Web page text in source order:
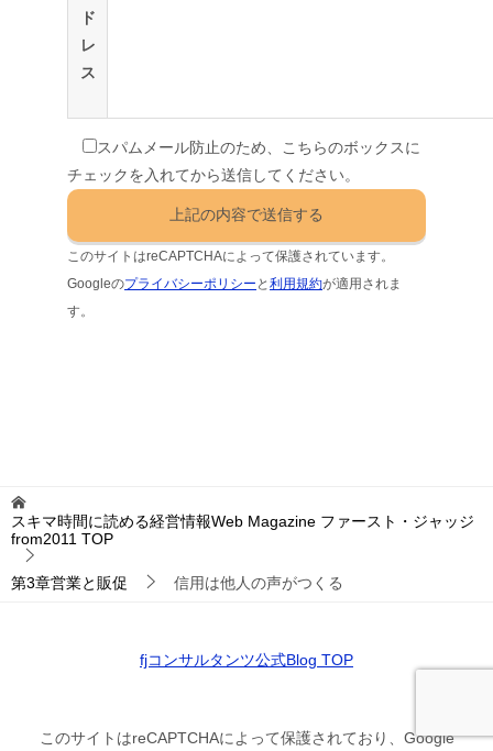
ド
レ
ス
スパムメール防止のため、こちらのボックスに
チェックを入れてから送信してください。
このサイトはreCAPTCHAによって保護されています。
Googleのプライバシーポリシー と利用規約が適用されま
す。
スキマ時間に読める経営情報Web Magazine ファースト・ジャッジ
from2011 TOP
第3章営業と販促 信用は他人の声がつくる
fjコンサルタンツ公式Blog TOP
このサイトはreCAPTCHAによって保護されており、Google